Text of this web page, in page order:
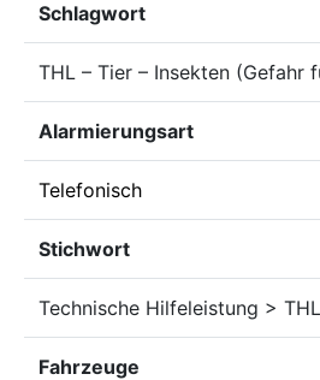
Schlagwort
THL – Tier – Insekten (Gefahr
Alarmierungsart
Telefonisch
Stichwort
Technische Hilfeleistung >
Fahrzeuge